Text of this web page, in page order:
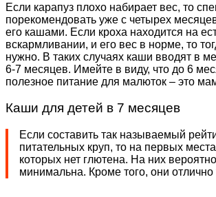
Если карапуз плохо набирает вес, то
порекомендовать уже с четырех
его кашами. Если кроха находится на
вскармливании, и его вес в норме, то
нужно. В таких случаях каши вводят в
6-7 месяцев. Имейте в виду, что до 6
полезное питание для малюток – это
Каши для детей в 7 месяцев
Если составить так называемый
питательных круп, то на первых
которых нет глютена. На них
минимальна. Кроме того, они